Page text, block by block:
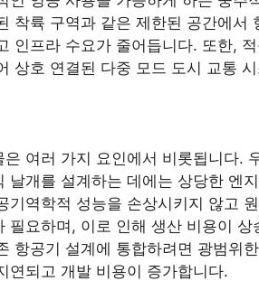
착륙 구역과 같은 제한된 공간에서
인프라 수요가 줄어듭니다. 또한, 적
상호 연결된 다중 모드 도시 교통 시
여러 가지 요인에서 비롯됩니다.
개를 설계하는 데에는 상당한 엔
기역학적 성능을 손상시키지 않고
필요하며, 이로 인해 생산 비용이 상
항공기 설계에 통합하려면 광범위
연되고 개발 비용이 증가합니다.